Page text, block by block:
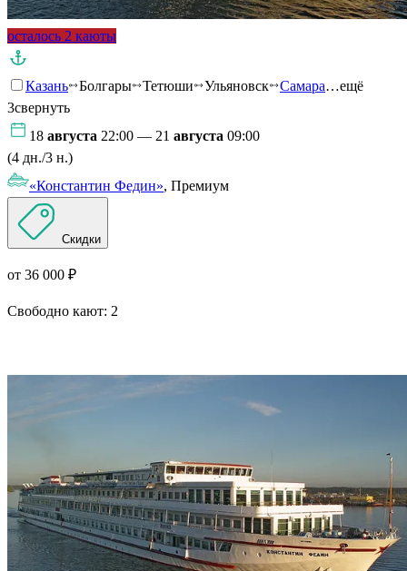
осталось 2 каюты
Казань Болгары Тетюши Ульяновск Самара…ещё
3свернуть
18 августа 22:00 — 21 августа 09:00
(4 дн./3 н.)
«Константин Федин», Премиум
Скидки
от 36 000 ₽
Свободно кают: 2